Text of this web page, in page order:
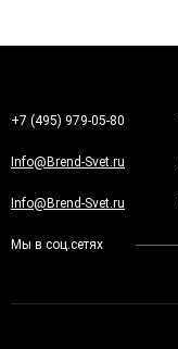
+7 (495) 979-05-80
Info@Brend-Svet.ru
Info@Brend-Svet.ru
Мы в соц.сетях